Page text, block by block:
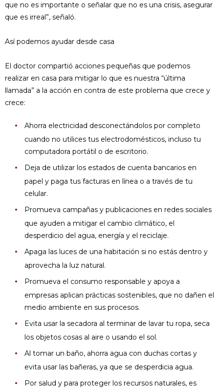
que no es importante o señalar que no es una crisis, asegurar
que es irreal”, señaló.
Así podemos ayudar desde casa
El doctor compartió acciones pequeñas que podemos
realizar en casa para mitigar lo que es nuestra “última
llamada” a la acción en contra de este problema que crece y
crece:
Ahorra electricidad desconectándolos por completo
cuando no utilices tus electrodomésticos, incluso tu
computadora portátil o de escritorio.
Deja de utilizar los estados de cuenta bancarios en
papel y paga tus facturas en línea o a través de tu
celular.
Promueva campañas y publicaciones en redes sociales
que ayuden a mitigar el cambio climático, el
desperdicio del agua, energía y el reciclaje.
Apaga las luces de una habitación si no estás dentro y
aprovecha la luz natural.
Promueva el consumo responsable y apoya a
empresas aplican prácticas sostenibles, que no dañen el
medio ambiente en sus procesos.
Evita usar la secadora al terminar de lavar tu ropa, seca
los objetos cosas al aire o usando el sol.
Al tomar un baño, ahorra agua con duchas cortas y
evita usar las bañeras, ya que se desperdicia agua.
Por salud y para proteger los recursos naturales, es